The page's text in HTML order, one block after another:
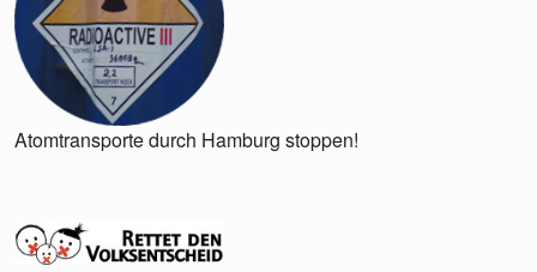
Atomtransporte durch Hamburg stoppen!